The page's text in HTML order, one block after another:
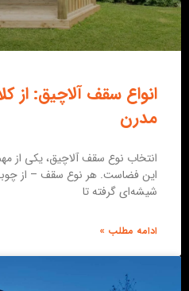
انواع سقف آلاچیق: از
مدرن
انتخاب نوع سقف آلاچیق، یکی از
این فضاست. هر نوع سقف – از
شیشه‌ای گرفته تا
ادامه مطلب »